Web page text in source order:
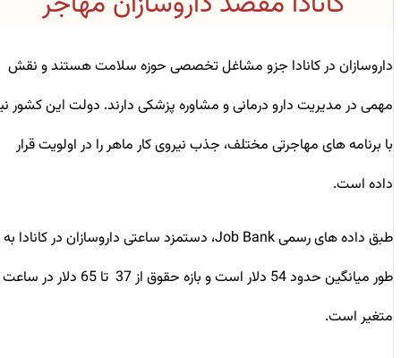
داروسازان در کانادا جزو مشاغل تخصصی حوزه سلامت هستند و نقش
مهمی در مدیریت دارو درمانی و مشاوره پزشکی دارند. دولت این کشور نیز
با برنامه ‌های مهاجرتی مختلف، جذب نیروی کار ماهر را در اولویت قرار
داده است.
طبق داده‌ های رسمی Job Bank، دستمزد ساعتی داروسازان در کانادا به
‌طور میانگین حدود 54 دلار است و بازه حقوق از 37 تا 65 دلار در ساعت
متغیر است.